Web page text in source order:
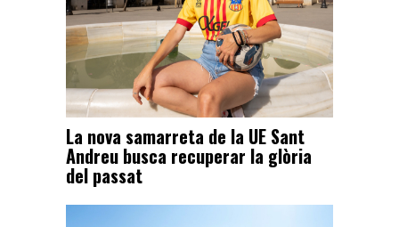
La nova samarreta de la UE Sant
Andreu busca recuperar la glòria
del passat